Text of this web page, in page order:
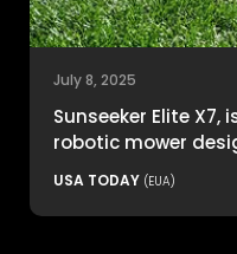
July 8, 2025
Sunseeker Elite
robotic mower designed to
productivity with
USA TODAY (EUA)